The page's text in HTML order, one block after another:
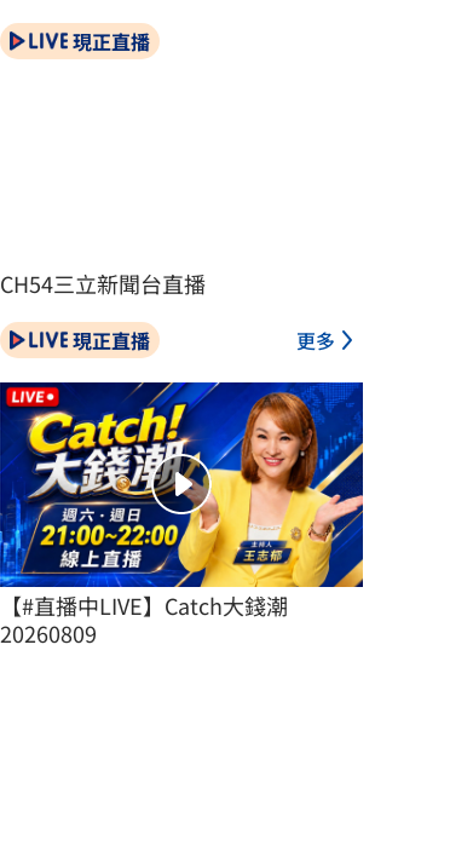
現正直播
CH54三立新聞台直播
現正直播 更多
【#直播中LIVE】Catch大錢潮
20260809